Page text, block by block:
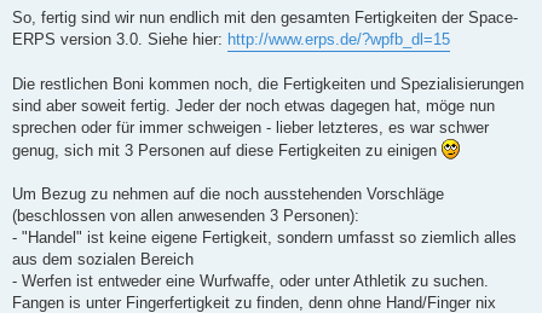
i
r
So, fertig sind wir nun endlich mit den gesamten Fertigkeiten der Space-
ERPS version 3.0. Siehe hier: http://www.erps.de/?wpfb_dl=15
Die restlichen Boni kommen noch, die Fertigkeiten und Spezialisierungen
sind aber soweit fertig. Jeder der noch etwas dagegen hat, möge nun
sprechen oder für immer schweigen - lieber letzteres, es war schwer
genug, sich mit 3 Personen auf diese Fertigkeiten zu einigen
Um Bezug zu nehmen auf die noch ausstehenden Vorschläge
(beschlossen von allen anwesenden 3 Personen):
- "Handel" ist keine eigene Fertigkeit, sondern umfasst so ziemlich alles
aus dem sozialen Bereich
- Werfen ist entweder eine Wurfwaffe, oder unter Athletik zu suchen.
Fangen is unter Fingerfertigkeit zu finden, denn ohne Hand/Finger nix